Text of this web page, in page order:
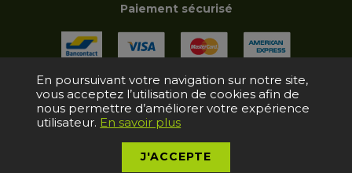
Paiement sécurisé
Copyright © 2006-2026 Zoma srl | Tous droits réservés
En poursuivant votre navigation sur notre site,
vous acceptez l’utilisation de cookies afin de
nous permettre d’améliorer votre expérience
utilisateur. En savoir plus
J'ACCEPTE